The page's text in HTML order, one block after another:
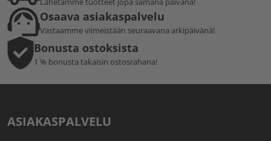
Osaava asiakaspalvelu
Vastaamme viimeistään seuraavana arkipäivänä!
Bonusta ostoksista
1 % bonusta takaisin ostosrahana!
ASIAKASPALVELU